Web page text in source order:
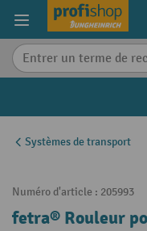
content
Systèmes de transport
Numéro d'article : 205993
fetra® Rouleur